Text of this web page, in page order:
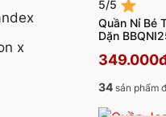
x
5/5
Quần Nỉ Bé
Dặn
34 sản phẩm